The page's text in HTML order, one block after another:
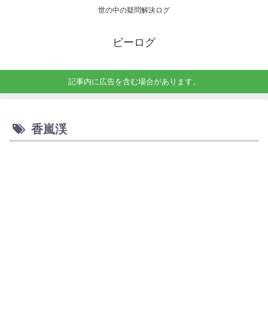
世の中の疑問解決ログ
ビーログ
記事内に広告を含む場合があります。
香嵐渓